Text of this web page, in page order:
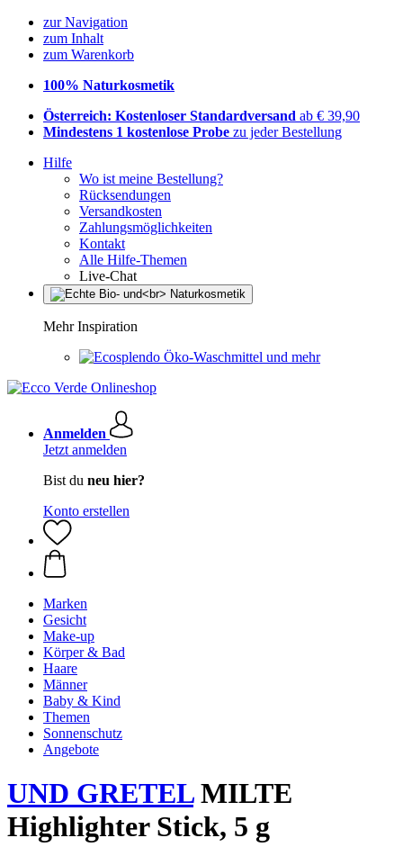
zur Navigation
zum Inhalt
zum Warenkorb
100% Naturkosmetik
Österreich: Kostenloser Standardversand ab € 39,90
Mindestens 1 kostenlose Probe zu jeder Bestellung
Hilfe
Wo ist meine Bestellung?
Rücksendungen
Versandkosten
Zahlungsmöglichkeiten
Kontakt
Alle Hilfe-Themen
Live-Chat
Mehr Inspiration
Öko-Waschmittel und mehr
Anmelden
Jetzt anmelden
Bist du neu hier?
Konto erstellen
Marken
Gesicht
Make-up
Körper & Bad
Haare
Männer
Baby & Kind
Themen
Sonnenschutz
Angebote
UND GRETELMILTE
Highlighter Stick, 5 g